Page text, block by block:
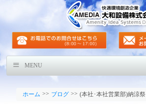
MENU
ホーム >> ブログ >> (本社･本社営業部)納涼祭